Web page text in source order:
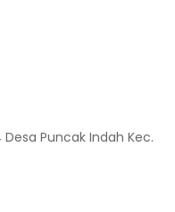
Desa Puncak Indah Kec.